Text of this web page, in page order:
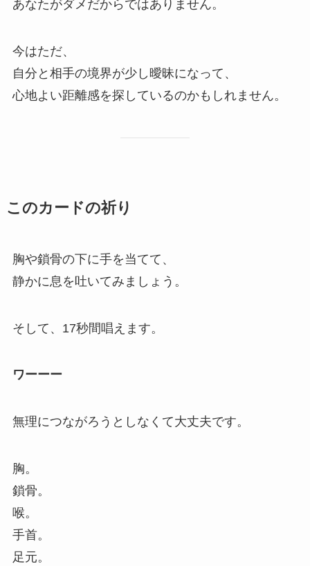
あなたがダメだからではありません。
今はただ、
自分と相手の境界が少し曖昧になって、
心地よい距離感を探しているのかもしれません。
このカードの祈り
胸や鎖骨の下に手を当てて、
静かに息を吐いてみましょう。
そして、17秒間唱えます。
ワーーー
無理につながろうとしなくて大丈夫です。
胸。
鎖骨。
喉。
手首。
足元。